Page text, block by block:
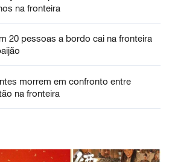
na fronteira
20 pessoas a bordo cai na fronteira
morrem em confronto entre
na fronteira